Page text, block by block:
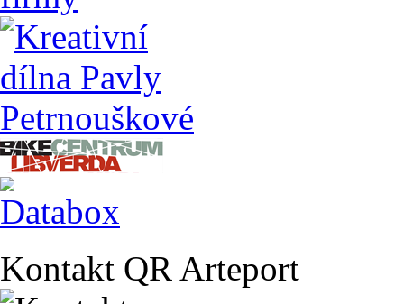
Kontakt QR Arteport